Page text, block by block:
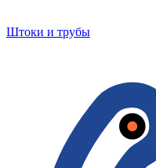
Штоки и трубы